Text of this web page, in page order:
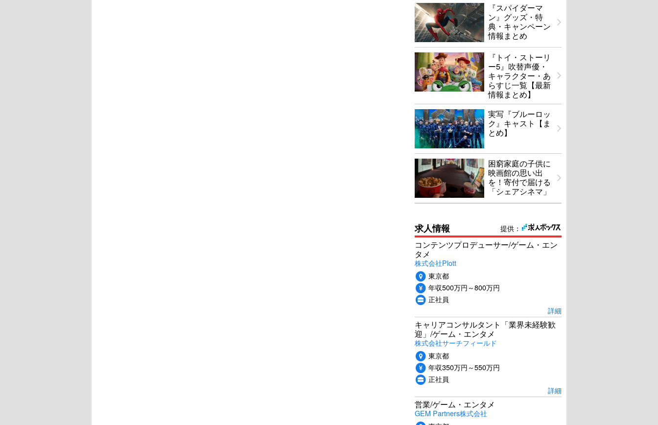
『スパイダーマ
ン』グッズ・特
典・キャンペーン
情報まとめ
『トイ・ストーリ
ー5』吹替声優・
キャラクター・あ
らすじ一覧【最新
情報まとめ】
実写『ブルーロッ
ク』キャスト【ま
とめ】
困窮家庭の子供に
映画館の思い出
を！寄付で届ける
「シェアシネマ」
提供：
求人情報
コンテンツプロデューサー/ゲーム・エン
タメ
株式会社Plott
東京都
年収500万円～800万円
正社員
詳細
キャリアコンサルタント「業界未経験歓
迎」/ゲーム・エンタメ
株式会社サーチフィールド
東京都
年収350万円～550万円
正社員
詳細
営業/ゲーム・エンタメ
GEM Partners株式会社